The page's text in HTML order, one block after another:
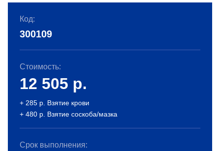
Код:
300109
Стоимость:
12 505 р.
+ 285 р. Взятие крови
+ 480 р. Взятие соскоба/мазка
Срок выполнения: